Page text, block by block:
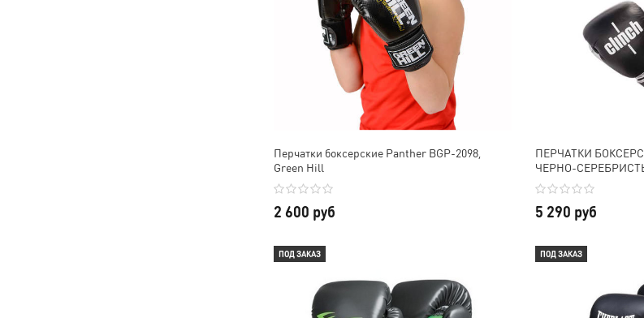
Перчатки боксерские Panther BGP-2098,
Green Hill
2 600 руб
ПЕРЧАТКИ
ЧЕРНО-
5 290 руб
ПОД ЗАКАЗ ПОД ЗАКАЗ